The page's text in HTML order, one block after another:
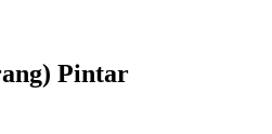
Pintar